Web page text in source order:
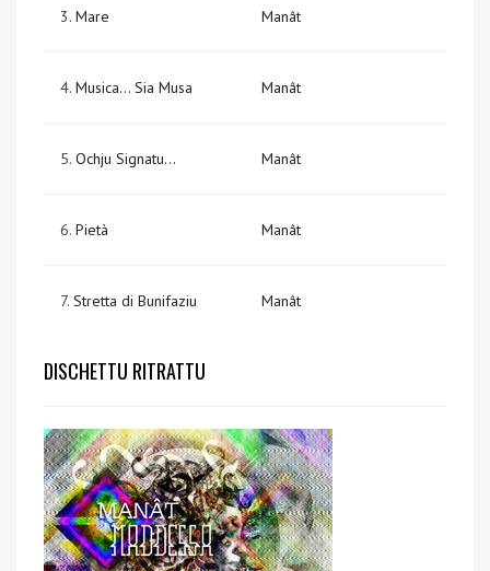
3. Mare Manât
4. Musica… Sia Musa Manât
5. Ochju Signatu… Manât
6. Pietà Manât
7. Stretta di Bunifaziu Manât
DISCHETTU RITRATTU